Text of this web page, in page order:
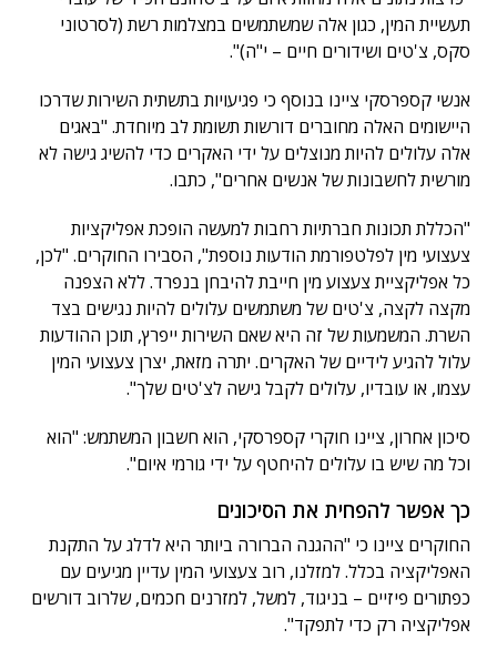
תעשיית המין, כגון אלה שמשתמשים במצלמות רשת (לסרטוני
סקס, צ'טים ושידורים חיים – י"ה)".
אנשי קספרסקי ציינו בנוסף כי פגיעויות בתשתית השירות שדרכו
היישומים האלה מחוברים דורשות תשומת לב מיוחדת. "באגים
אלה עלולים להיות מנוצלים על ידי האקרים כדי להשיג גישה לא
מורשית לחשבונות של אנשים אחרים", כתבו.
"הכללת תכונות חברתיות רחבות למעשה הופכת אפליקציות
צעצועי מין לפלטפורמת הודעות נוספת", הסבירו החוקרים. "לכן,
כל אפליקציית צעצוע מין חייבת להיבחן בנפרד. ללא הצפנה
מקצה לקצה, צ'טים של משתמשים עלולים להיות נגישים בצד
השרת. המשמעות של זה היא שאם השירות ייפרץ, תוכן ההודעות
עלול להגיע לידיים של האקרים. יתרה מזאת, יצרן צעצועי המין
עצמו, או עובדיו, עלולים לקבל גישה לצ'טים שלך".
סיכון אחרון, ציינו חוקרי קספרסקי, הוא חשבון המשתמש: "הוא
וכל מה שיש בו עלולים להיחטף על ידי גורמי איום".
כך אפשר להפחית את הסיכונים
החוקרים ציינו כי "ההגנה הברורה ביותר היא לדלג על התקנת
האפליקציה בכלל. למזלנו, רוב צעצועי המין עדיין מגיעים עם
כפתורים פיזיים – בניגוד, למשל, למזרנים חכמים, שלרוב דורשים
אפליקציה רק כדי לתפקד".